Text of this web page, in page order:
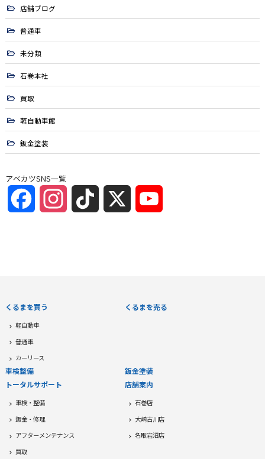
店舗ブログ
普通車
未分類
石巻本社
買取
軽自動車館
鈑金塗装
アベカツSNS一覧
FacebookInstagramTikTok
くるまを買う
軽自動車
普通車
カーリース
くるまを売る
車検整備
鈑金塗装
トータルサポート
車検・整備
鈑金・修理
アフターメンテナンス
買取
店舗案内
石巻店
大崎古川店
名取岩沼店